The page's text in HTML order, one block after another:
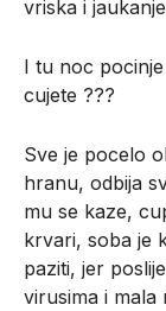
vriska i
I tu noc
cujete ???
Sve je pocelo
hranu, odbija
mu se kaze,
krvari, soba je
paziti, jer
virusima i mala